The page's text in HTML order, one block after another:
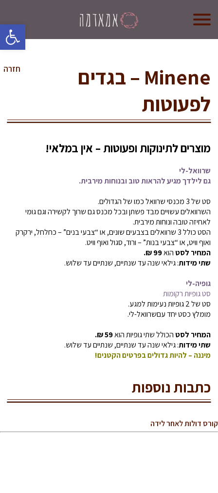
מי אנחנו?
קורס הכנה ללידה
צרו קשר
חזרה
Minene – בגדים
לפעוטות
מוצרים לתינוקות ופעוטות – אין במלאי!
שרוואל-לי
גם לילדך מגיע להראות טוב ובנוחותמירבית.
סט של 3 מכנסי שרוואל כמו של הגדולים.
השרוואלים עשויים מבד פשתןובכל מכנס גם שרוך לקשירה וגם גומי
לאחיזה טובה ונוחות מירבית.
הסט כולל 3 שרוואלים בצבעים שונים, או “צבעי בנים” – כחלחל, ירקרק
ואוף וויט, או “צבעי בנות” – ורוד, סגול ואוף וויט.
המחיר לסט הוא99 ₪.
שתי מידות: גילאי שנה עד שנתיים, שנתיים עד שלוש.
גופיה-לי
סט גופיות רקומות
סט של 2 גופיות נעימות למגע.
מומלץ כסט יחד עםשרוואל-לי.
המחיר לסט הכולל שתי גופיות הוא59 ₪.
שתי מידות: גילאי שנה עד שנתיים, שנתיים עד שלוש.
מיננה – להיות גדולים בפרטים הקטנים!
כתבות נוספות
קורס דולות לאחר לידה